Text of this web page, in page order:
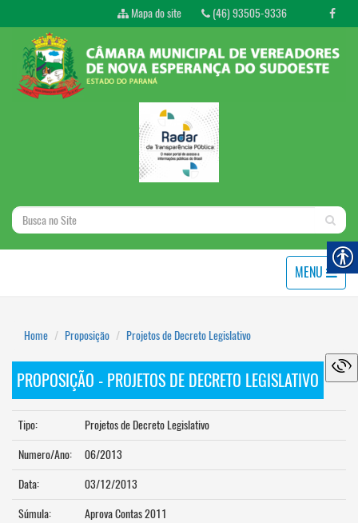
Mapa do site (46) 93505-9336
MENU
Home Proposição Projetos de Decreto Legislativo
PROPOSIÇÃO - PROJETOS DE DECRETO LEGISLATIVO
Tipo:
Projetos de Decreto Legislativo
Numero/Ano:
06/2013
Data:
03/12/2013
Súmula:
Aprova Contas 2011